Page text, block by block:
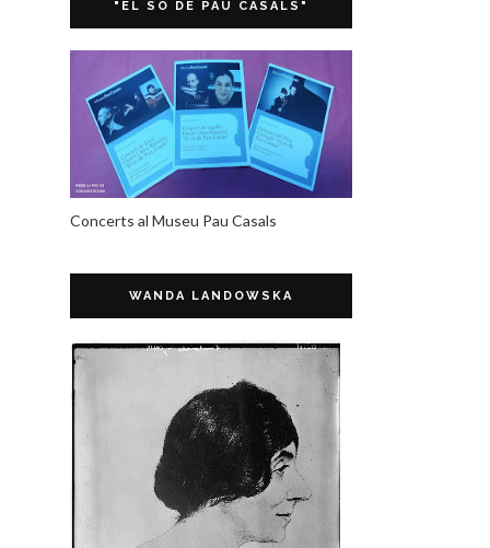
"EL SO DE PAU CASALS"
Concerts al Museu Pau Casals
WANDA LANDOWSKA